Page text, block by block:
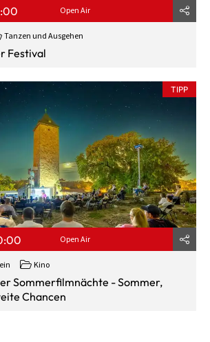
Tanzen und Ausgehen
Open Air
Festival
Kino
TIPP
Open Air
Sommerfilmnächte - Sommer,
Chancen